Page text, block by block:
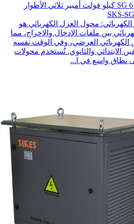
محول العزل الكهربائي هو
بين ملفات الإدخال والإخراج، مما
الكهربائي العرضي، وفي الوقت نفسه
الابتدائي والثانوي. تُستخدم محولات
نطاق واسع في ا...